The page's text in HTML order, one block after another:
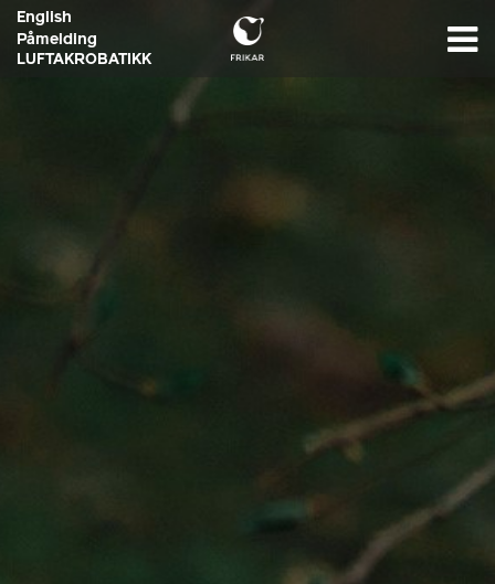
English
Påmelding
LUFTAKROBATIKK